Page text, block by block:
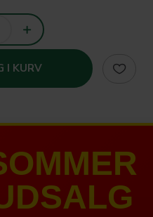
I KURV